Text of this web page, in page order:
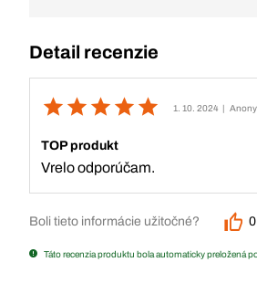
Detail recenzie
1. 10. 2024 |
TOP produkt
Vrelo odporúčam.
Boli tieto informácie užitočné? 0
Táto recenzia produktu bola automaticky preložená